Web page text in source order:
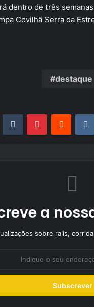
dentro de três
Covilhã Serra da
destaque
Tumblr PinterestReddit
a
sobre ralis,